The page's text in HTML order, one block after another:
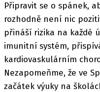
Připravit se o spánek,
rozhodně není nic
přináší rizika na každé
imunitní systém,
kardiovaskulárním
Nezapomeňme, že ve
začátek výuky na